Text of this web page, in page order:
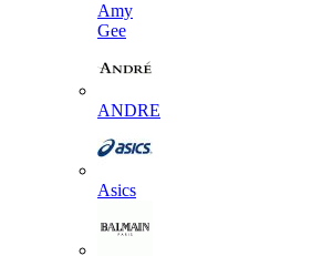
Amy
Gee
ANDRE
Asics